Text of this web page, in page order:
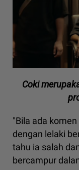
Coki
"Bila ada
dengan lelaki
tahu ia salah
bercampur